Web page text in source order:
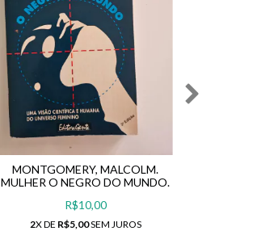
MONTGOMERY, MALCOLM.
MULHER O NEGRO DO MUNDO.
R$10,00
2X DE R$5,00SEM JUROS